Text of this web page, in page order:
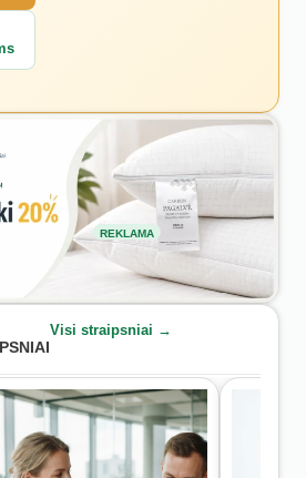
REKLAMA
Visi straipsniai →